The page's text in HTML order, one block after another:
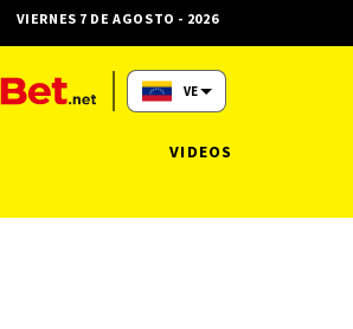
VIERNES 7 DE AGOSTO - 2026
VE
VIDEOS